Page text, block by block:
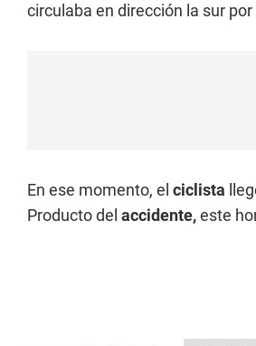
circulaba en dirección la sur
En ese momento, el ciclista
Producto del accidente,este